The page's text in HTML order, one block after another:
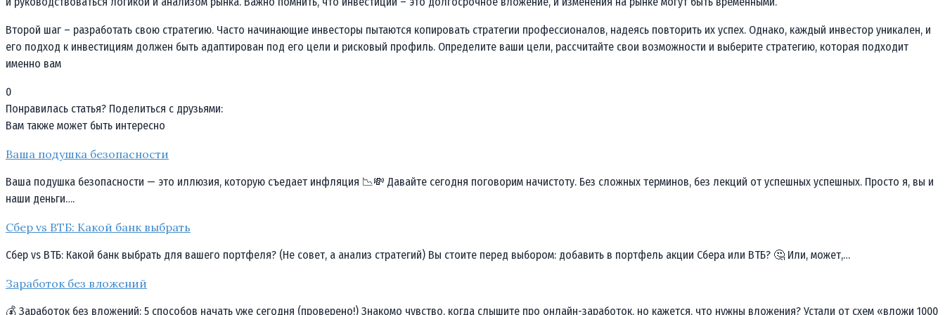
Второй шаг – разработать свою стратегию. Часто начинающие инвесторы пытаются копировать стратегии профессионалов, надеясь повторить их успех. Однако, каждый инвестор уникален, и
его подход к инвестициям должен быть адаптирован под его цели и рисковый профиль. Определите ваши цели, рассчитайте свои возможности и выберите стратегию, которая подходит
именно вам
0
Понравилась статья? Поделиться с друзьями:
Вам также может быть интересно
Ваша подушка безопасности
Ваша подушка безопасности — это иллюзия, которую съедает инфляция 📉💸 Давайте сегодня поговорим начистоту. Без сложных терминов, без лекций от успешных успешных. Просто я, вы и
наши деньги….
Сбер vs ВТБ: Какой банк выбрать
Сбер vs ВТБ: Какой банк выбрать для вашего портфеля? (Не совет, а анализ стратегий) Вы стоите перед выбором: добавить в портфель акции Сбера или ВТБ? 🤔 Или, может,…
Заработок без вложений
💰 Заработок без вложений: 5 способов начать уже сегодня (проверено!) Знакомо чувство, когда слышите про онлайн-заработок, но кажется, что нужны вложения? Устали от схем «вложи 1000